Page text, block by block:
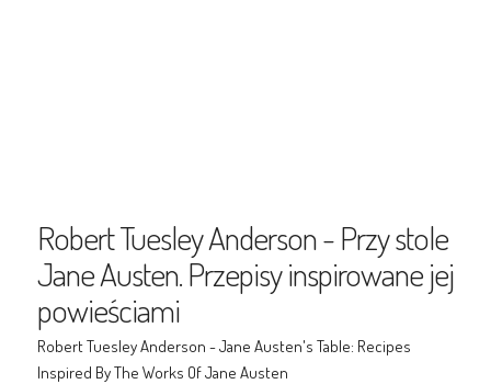
Robert Tuesley Anderson - Przy stole
Jane Austen. Przepisy inspirowane jej
powieściami
Robert Tuesley Anderson - Jane Austen's Table: Recipes
Inspired By The Works Of Jane Austen